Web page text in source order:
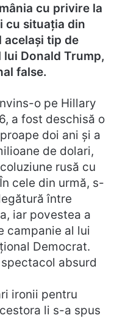
cu privire la
cu situația din
același tip de
Donald Trump,
false.
o pe Hillary
a fost deschisă o
doi ani și a
de dolari,
rusă cu
cele din urmă, s-
între
iar povestea a
campanie al lui
Democrat.
absurd
ironii pentru
li s-a spus